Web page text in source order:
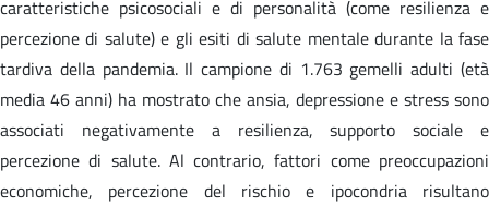
caratteristiche psicosociali e di personalità (come resilienza e
percezione di salute) e gli esiti di salute mentale durante la fase
tardiva della pandemia. Il campione di 1.763 gemelli adulti (età
media 46 anni) ha mostrato che ansia, depressione e stress sono
associati negativamente a resilienza, supporto sociale e
percezione di salute. Al contrario, fattori come preoccupazioni
economiche, percezione del rischio e ipocondria risultano